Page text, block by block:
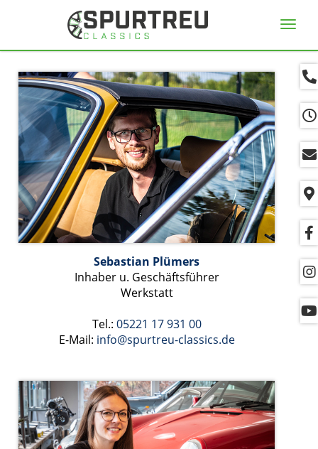
Sebastian Plümers
Inhaber u. Geschäftsführer
Werkstatt
Tel.: 05221 17 931 00
E-Mail: info@spurtreu-classics.de